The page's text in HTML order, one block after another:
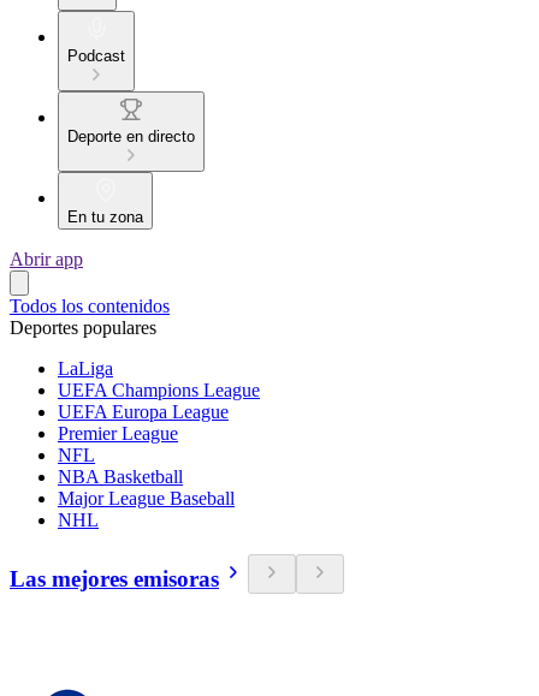
Podcast
Deporte en directo
En tu zona
Abrir app
Todos los contenidos
Deportes populares
LaLiga
UEFA Champions League
UEFA Europa League
Premier League
NFL
NBA Basketball
Major League Baseball
NHL
Las mejores emisoras